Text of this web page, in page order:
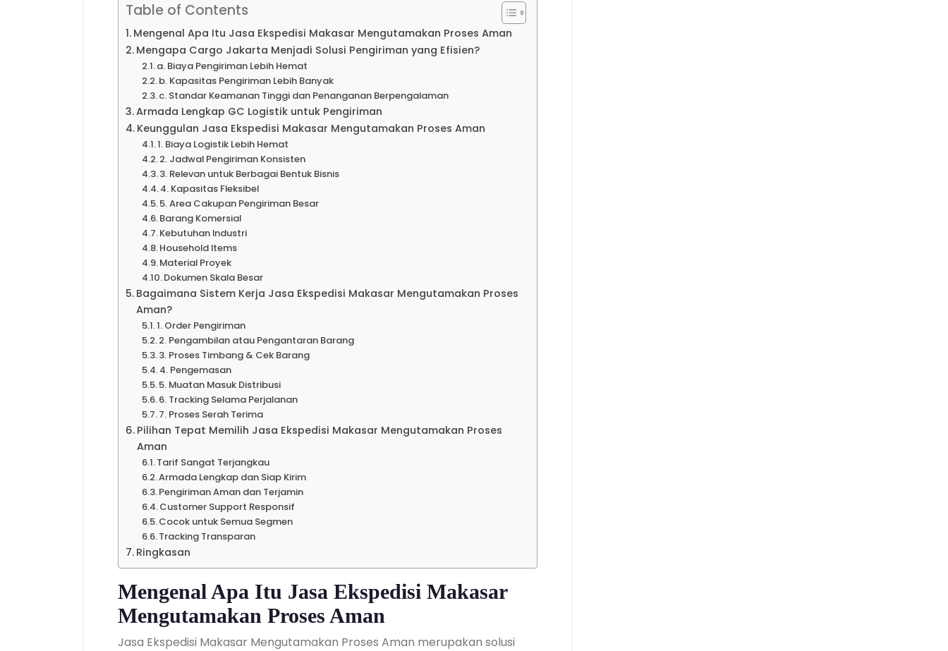
Table of Contents
Mengenal Apa Itu Jasa Ekspedisi Makasar Mengutamakan Proses Aman
Mengapa Cargo Jakarta Menjadi Solusi Pengiriman yang Efisien?
a. Biaya Pengiriman Lebih Hemat
b. Kapasitas Pengiriman Lebih Banyak
c. Standar Keamanan Tinggi dan Penanganan Berpengalaman
Armada Lengkap GC Logistik untuk Pengiriman
Keunggulan Jasa Ekspedisi Makasar Mengutamakan Proses Aman
1. Biaya Logistik Lebih Hemat
2. Jadwal Pengiriman Konsisten
3. Relevan untuk Berbagai Bentuk Bisnis
4. Kapasitas Fleksibel
5. Area Cakupan Pengiriman Besar
Barang Komersial
Kebutuhan Industri
Household Items
Material Proyek
Dokumen Skala Besar
Bagaimana Sistem Kerja Jasa Ekspedisi Makasar Mengutamakan Proses
Aman?
1. Order Pengiriman
2. Pengambilan atau Pengantaran Barang
3. Proses Timbang & Cek Barang
4. Pengemasan
5. Muatan Masuk Distribusi
6. Tracking Selama Perjalanan
7. Proses Serah Terima
Pilihan Tepat Memilih Jasa Ekspedisi Makasar Mengutamakan Proses
Aman
Tarif Sangat Terjangkau
Armada Lengkap dan Siap Kirim
Pengiriman Aman dan Terjamin
Customer Support Responsif
Cocok untuk Semua Segmen
Tracking Transparan
Ringkasan
Mengenal Apa Itu Jasa Ekspedisi Makasar
Mengutamakan Proses Aman
Jasa Ekspedisi Makasar Mengutamakan Proses Aman merupakan solusi